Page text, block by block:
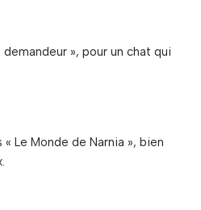
demandeur », pour un chat qui
« Le Monde de Narnia », bien